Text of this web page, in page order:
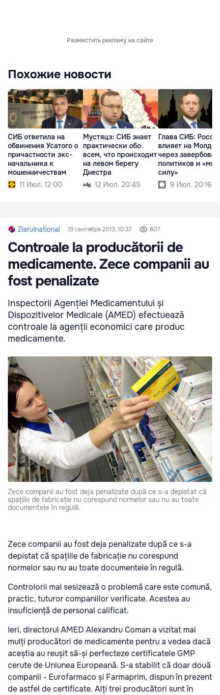
Разместить рекламу на сайте
Похожие новости
СИБ ответила на
обвинения Усатого о
причастности экс-
начальника к
мошенничествам
11 Июл. 12:00
Мустяцэ: СИБ знает
практически обо
всем, что происходит
на левом берегу
Днестра
12 Июл. 20:45
Глава СИБ:
влияет на
через
политиков и
силу»
9 Июл. 20:16
Ziarulnational 19 сентября 2013, 10:37 607
Controale la producătorii de
medicamente. Zece companii au
fost penalizate
Inspectorii Agenției Medicamentului și
Dispozitivelor Medicale (AMED) efectuează
controale la agenții economici care produc
medicamente.
Zece companii au fost deja penalizate după ce s-a depistat că
spațiile de fabricație nu corespund normelor sau nu au toate
documentele în regulă.
Zece companii au fost deja penalizate după ce s-a
depistat că spațiile de fabricație nu corespund
normelor sau nu au toate documentele în regulă.
Controlorii mai sesizează o problemă care este comună,
practic, tuturor companiilor verificate. Acestea au
insuficiență de personal calificat.
Ieri, directorul AMED Alexandru Coman a vizitat mai
mulți producători de medicamente pentru a vedea dacă
aceștia au reușit să-și perfecteze certificatele GMP
cerute de Uniunea Europeană. S-a stabilit că doar două
companii - Eurofarmaco și Farmaprim, dispun în prezent
de astfel de certificate. Alți trei producători sunt în